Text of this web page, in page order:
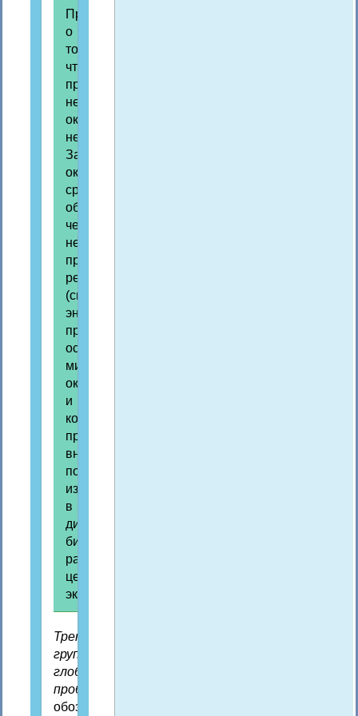
Представление
о
том,
что
природа
неисчерпаема,
оказалось
неверным.
Загрязнение
окружающей
среды,
обеспечение
человечества
необходимыми
природными
ресурсами
(сырьем,
энергией,
продовольствием),
освоение
мирового
океана
и
космического
пространства
вносят
постоянные
изменения
в
динамику
биосферы,
разрушая
целостную
экосистему.
Третью
группу
глобальных
проблем
обозначают